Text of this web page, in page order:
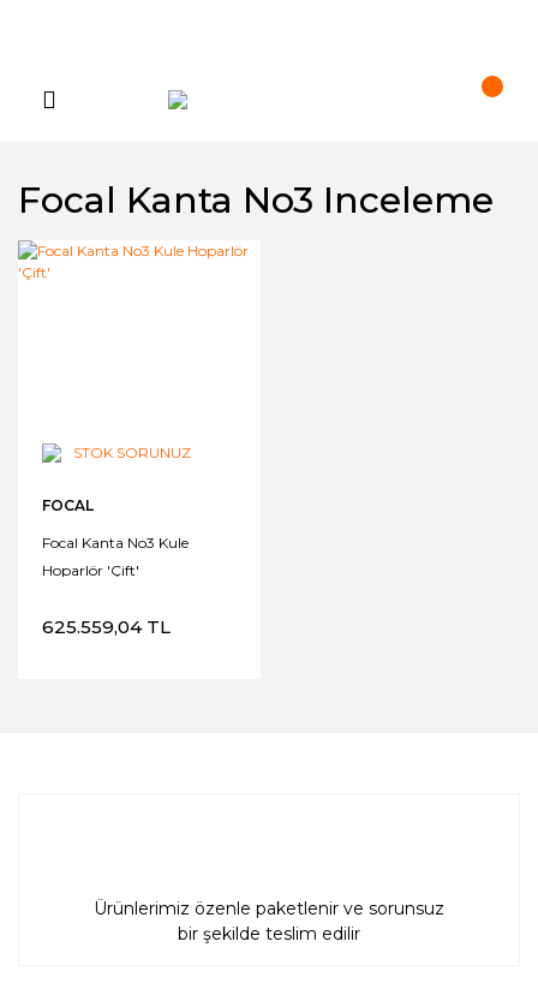
Focal Kanta No3 Inceleme
STOK SORUNUZ
FOCAL
Focal Kanta No3 Kule
Hoparlör 'Çift'
625.559,04 TL
Ürünlerimiz özenle paketlenir ve sorunsuz
bir şekilde teslim edilir